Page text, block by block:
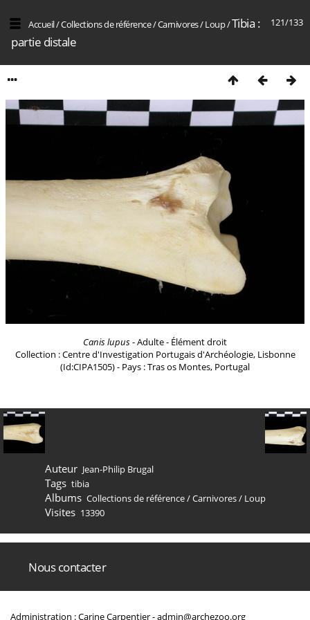
121/133
Accueil/Collections de référence/Carnivores/Loup/Tibia :
partie distale
Canis lupus- Adulte - Élément droit
Collection : Centre d'Investigation Portugais d'Archéologie, Lisbonne
(Id:CIPA1505) - Pays : Tras os Montes, Portugal
Auteur Jean-Philip Brugal
Tags tibia
Albums Collections de référence/Carnivores/ Loup
Visites 13390
Nous contacter
Administration : Carine Carpentier -admin@archezoo.org